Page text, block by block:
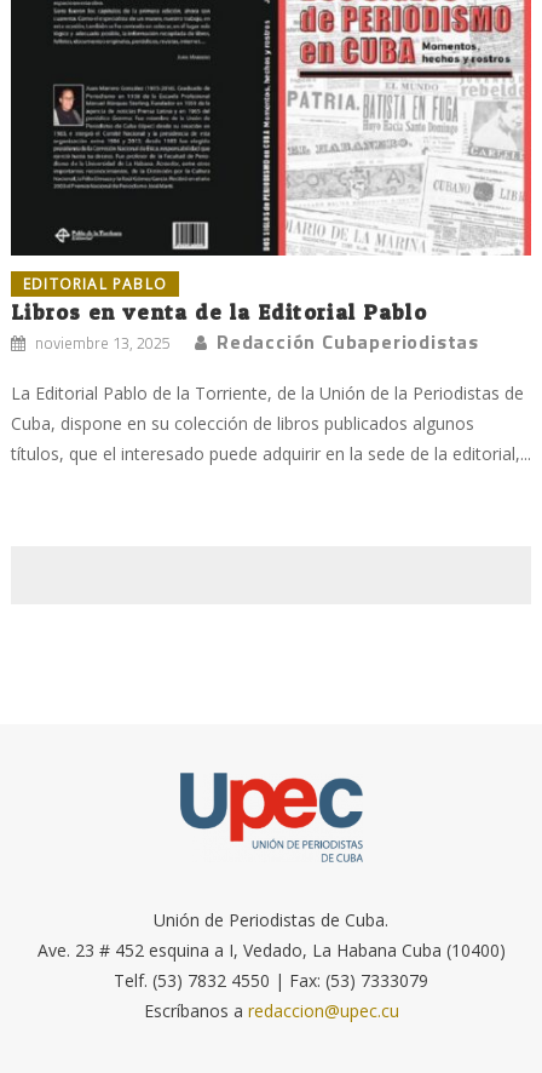
EDITORIAL PABLO
Libros en venta de la Editorial Pablo
noviembre 13, 2025 Redacción Cubaperiodistas
La Editorial Pablo de la Torriente, de la Unión de la Periodistas de
Cuba, dispone en su colección de libros publicados algunos
títulos, que el interesado puede adquirir en la sede de la editorial,...
Unión de Periodistas de Cuba.
Ave. 23 # 452 esquina a I, Vedado, La Habana Cuba (10400)
Telf. (53) 7832 4550 | Fax: (53) 7333079
Escríbanos a redaccion@upec.cu